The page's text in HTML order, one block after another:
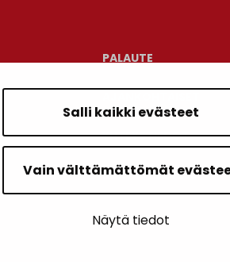
Salli kaikki evästeet
Vain välttämättömät
Näytä tiedot
PALAUTE
YHTEYSTIEDOT
KARTTAPALVELU